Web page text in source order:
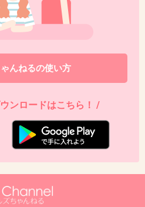
+17
美容院でお直し
んねるの使い方
ンロードはこちら！ /